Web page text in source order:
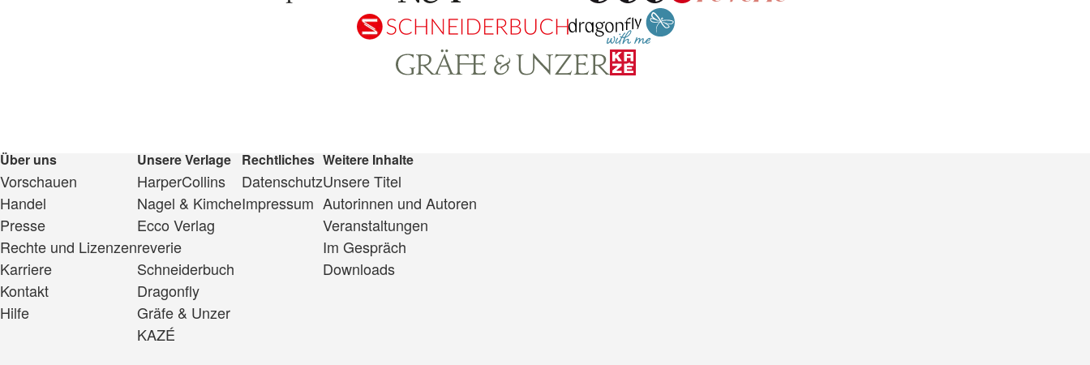
Über uns
Vorschauen
Handel
Presse
Rechte und Lizenzen
Karriere
Kontakt
Hilfe
Unsere Verlage
HarperCollins
Nagel & Kimche
Ecco Verlag
reverie
Schneiderbuch
Dragonfly
Gräfe & Unzer
KAZÉ
Rechtliches
Datenschutz
Impressum
Weitere Inhalte
Unsere Titel
Autorinnen und Autoren
Veranstaltungen
Im Gespräch
Downloads